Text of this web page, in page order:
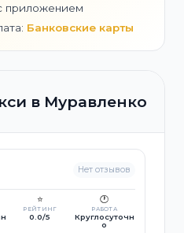
приложением
Банковские карты
в Муравленко
Нет отзывов
⭐
РЕЙТИНГ
0.0/5
🕐
РАБОТА
Круглосуточн
о